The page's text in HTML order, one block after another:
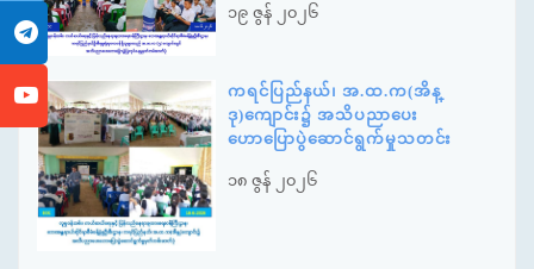
၁၉ ဇွန် ၂၀၂၆
ကရင်ပြည်နယ်၊ အ.ထ.က(အိန္
ဒု)ကျောင်း၌ အသိပညာပေး
ဟောပြောပွဲဆောင်ရွက်မှုသတင်း
၁၈ ဇွန် ၂၀၂၆